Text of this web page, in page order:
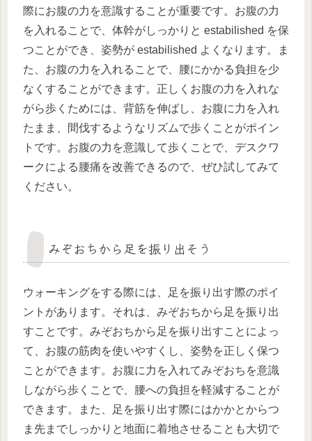
際にお腹の力を意識することが重要です。お腹の力
を入れることで、体幹がしっかりと estabilished を保
つことができ、姿勢が estabilished よくなります。ま
た、お腹の力を入れることで、腰にかかる負担を少
なくすることができます。正しくお腹の力を入れな
がら歩くためには、背筋を伸ばし、お腹に力を入れ
たまま、間伐するようなリズムで歩くことがポイン
トです。お腹の力を意識して歩くことで、デスクワ
ークによる腰痛を改善できるので、ぜひ試してみて
ください。
みぞおちから足を振り出そう
ウォーキングをする際には、足を振り出す際のポイ
ントがあります。それは、みぞおちから足を振り出
すことです。みぞおちから足を振り出すことによっ
て、お腹の筋肉を使いやすくし、姿勢を正しく保つ
ことができます。お腹に力を入れてみぞおちを意識
しながら歩くことで、腰への負担を軽減することが
できます。また、足を振り出す際にはかかとからつ
ま先までしっかりと地面に着地させることも大切で